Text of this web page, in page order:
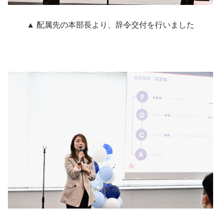
▲ 配属先の本部長より、辞令交付を行いました